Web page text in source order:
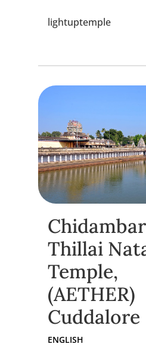
lightuptemple
Thillai
Temple,
(AETHER)
Cuddalore
ENGLISH